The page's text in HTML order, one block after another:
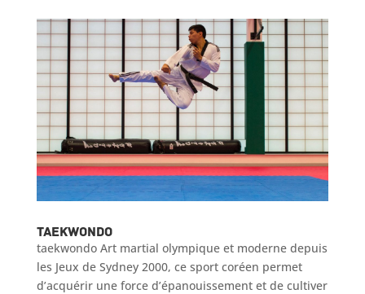
Taekwondo
taekwondo Art martial olympique et moderne depuis
les Jeux de Sydney 2000, ce sport coréen permet
d’acquérir une force d’épanouissement et de cultiver